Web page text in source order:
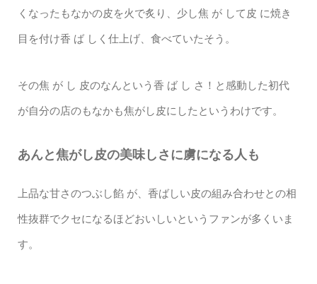
くなったもなかの皮を火で炙り、少し焦 が して皮 に焼き
目を付け香 ば しく仕上げ、食べていたそう。
その焦 が し 皮のなんという香 ば し さ！と感動した初代
が自分の店のもなかも焦がし皮にしたというわけです。
あんと焦がし皮の美味しさに虜になる人も
上品な甘さのつぶし餡 が、香ばしい皮の組み合わせとの相
性抜群でクセになるほどおいしいというファンが多くいま
す。